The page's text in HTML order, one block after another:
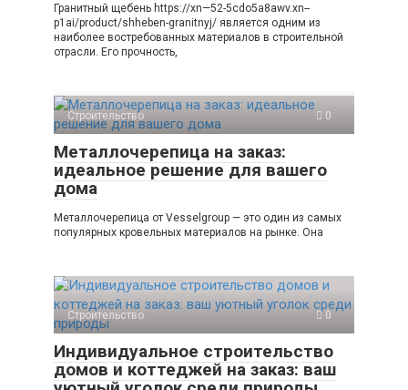
Гранитный щебень https://xn—52-5cdo5a8awv.xn--
p1ai/product/shheben-granitnyj/ является одним из
наиболее востребованных материалов в строительной
отрасли. Его прочность,
Строительство 0
Металлочерепица на заказ:
идеальное решение для вашего
дома
Металлочерепица от Vesselgroup — это один из самых
популярных кровельных материалов на рынке. Она
Строительство 0
Индивидуальное строительство
домов и коттеджей на заказ: ваш